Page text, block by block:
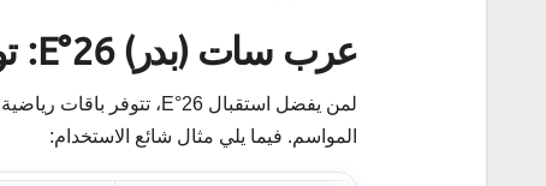
عرب سات (بدر) 26°E: تواجد لحزمة beIN SPORTS
المواسم. فيما يلي مثال شائع الاستخدام: